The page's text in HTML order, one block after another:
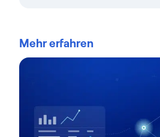
Integrations-, Verwaltungs- und
Actian Data Platform. Sie
sich darauf, Kunden dabei zu
Daten neue Maßstäbe in
Umsatz zu setzen. Im Actian-
Mehr erfahren